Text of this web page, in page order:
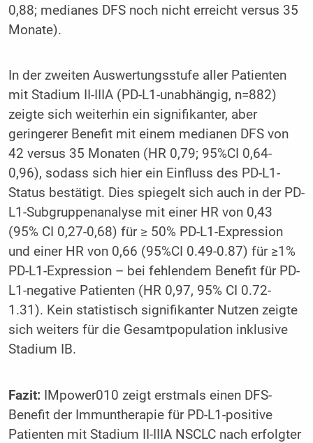
0,88; medianes DFS noch nicht erreicht versus 35
Monate).
In der zweiten Auswertungsstufe aller Patienten
mit Stadium II-IIIA (PD-L1-unabhängig, n=882)
zeigte sich weiterhin ein signifikanter, aber
geringerer Benefit mit einem medianen DFS von
42 versus 35 Monaten (HR 0,79; 95%CI 0,64-
0,96), sodass sich hier ein Einfluss des PD-L1-
Status bestätigt. Dies spiegelt sich auch in der PD-
L1-Subgruppenanalyse mit einer HR von 0,43
(95% CI 0,27-0,68) für ≥ 50% PD-L1-Expression
und einer HR von 0,66 (95%CI 0.49-0.87) für ≥1%
PD-L1-Expression – bei fehlendem Benefit für PD-
L1-negative Patienten (HR 0,97, 95% CI 0.72-
1.31). Kein statistisch signifikanter Nutzen zeigte
sich weiters für die Gesamtpopulation inklusive
Stadium IB.
Fazit:IMpower010 zeigt erstmals einen DFS-
Benefit der Immuntherapie für PD-L1-positive
Patienten mit Stadium II-IIIA NSCLC nach erfolgter